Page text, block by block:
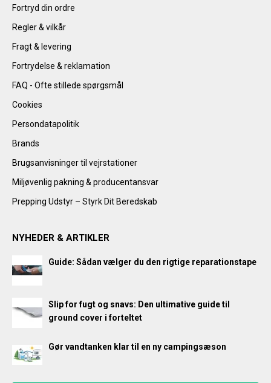
Fortryd din ordre
Regler & vilkår
Fragt & levering
Fortrydelse & reklamation
FAQ - Ofte stillede spørgsmål
Cookies
Persondatapolitik
Brands
Brugsanvisninger til vejrstationer
Miljøvenlig pakning & producentansvar
Prepping Udstyr – Styrk Dit Beredskab
NYHEDER & ARTIKLER
Guide: Sådan vælger du den rigtige reparationstape
Slip for fugt og snavs: Den ultimative guide til
ground cover i forteltet
Gør vandtanken klar til en ny campingsæson